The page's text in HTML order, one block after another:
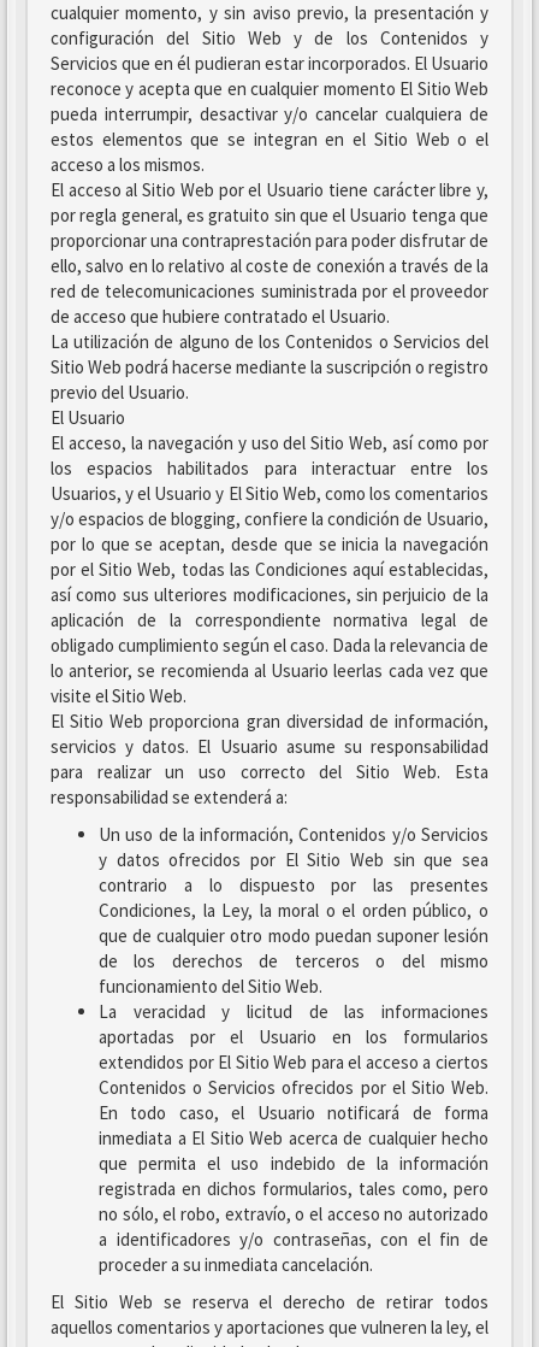
cualquier momento, y sin aviso previo, la presentación y
configuración del Sitio Web y de los Contenidos y
Servicios que en él pudieran estar incorporados. El Usuario
reconoce y acepta que en cualquier momento El Sitio Web
pueda interrumpir, desactivar y/o cancelar cualquiera de
estos elementos que se integran en el Sitio Web o el
acceso a los mismos.
El acceso al Sitio Web por el Usuario tiene carácter libre y,
por regla general, es gratuito sin que el Usuario tenga que
proporcionar una contraprestación para poder disfrutar de
ello, salvo en lo relativo al coste de conexión a través de la
red de telecomunicaciones suministrada por el proveedor
de acceso que hubiere contratado el Usuario.
La utilización de alguno de los Contenidos o Servicios del
Sitio Web podrá hacerse mediante la suscripción o registro
previo del Usuario.
El Usuario
El acceso, la navegación y uso del Sitio Web, así como por
los espacios habilitados para interactuar entre los
Usuarios, y el Usuario y El Sitio Web, como los comentarios
y/o espacios de blogging, confiere la condición de Usuario,
por lo que se aceptan, desde que se inicia la navegación
por el Sitio Web, todas las Condiciones aquí establecidas,
así como sus ulteriores modificaciones, sin perjuicio de la
aplicación de la correspondiente normativa legal de
obligado cumplimiento según el caso. Dada la relevancia de
lo anterior, se recomienda al Usuario leerlas cada vez que
visite el Sitio Web.
El Sitio Web proporciona gran diversidad de información,
servicios y datos. El Usuario asume su responsabilidad
para realizar un uso correcto del Sitio Web. Esta
responsabilidad se extenderá a:
Un uso de la información, Contenidos y/o Servicios
y datos ofrecidos por El Sitio Web sin que sea
contrario a lo dispuesto por las presentes
Condiciones, la Ley, la moral o el orden público, o
que de cualquier otro modo puedan suponer lesión
de los derechos de terceros o del mismo
funcionamiento del Sitio Web.
La veracidad y licitud de las informaciones
aportadas por el Usuario en los formularios
extendidos por El Sitio Web para el acceso a ciertos
Contenidos o Servicios ofrecidos por el Sitio Web.
En todo caso, el Usuario notificará de forma
inmediata a El Sitio Web acerca de cualquier hecho
que permita el uso indebido de la información
registrada en dichos formularios, tales como, pero
no sólo, el robo, extravío, o el acceso no autorizado
a identificadores y/o contraseñas, con el fin de
proceder a su inmediata cancelación.
El Sitio Web se reserva el derecho de retirar todos
aquellos comentarios y aportaciones que vulneren la ley, el